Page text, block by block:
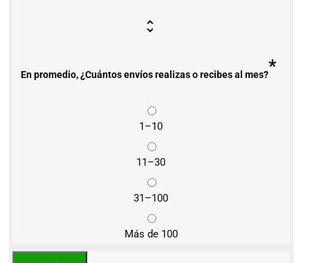
En promedio, ¿Cuántos envíos realizas o recibes al mes?*
1–10
11–30
31–100
Más de 100